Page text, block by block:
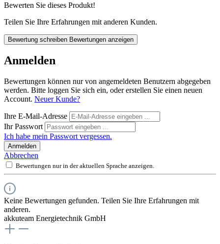
Bewerten Sie dieses Produkt!
Teilen Sie Ihre Erfahrungen mit anderen Kunden.
Bewertung schreiben Bewertungen anzeigen
Anmelden
Bewertungen können nur von angemeldeten Benutzern abgegeben
werden. Bitte loggen Sie sich ein, oder erstellen Sie einen neuen
Account. Neuer Kunde?
Ihre E-Mail-Adresse
Ihr Passwort
Ich habe mein Passwort vergessen.
Anmelden
Abbrechen
Bewertungen nur in der aktuellen Sprache anzeigen.
Keine Bewertungen gefunden. Teilen Sie Ihre Erfahrungen mit
anderen.
akkuteam Energietechnik GmbH